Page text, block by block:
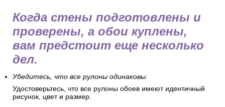
полосы и подготовиться к оклеиванию.
Перед поклейкой обоев
Когда стены подготовлены и
проверены, а обои куплены,
вам предстоит еще несколько